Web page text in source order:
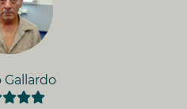
Gallardo